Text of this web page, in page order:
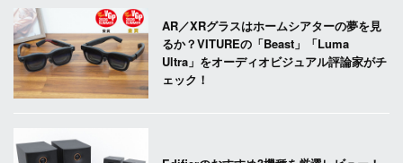
AR／XRグラスはホームシアターの夢を見
るか？VITUREの「Beast」「Luma
Ultra」をオーディオビジュアル評論家がチ
ェック！